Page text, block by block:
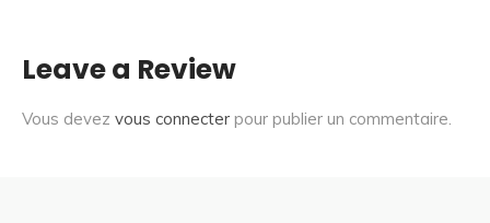
Leave a Review
Vous devez vous connecter pour publier un commentaire.